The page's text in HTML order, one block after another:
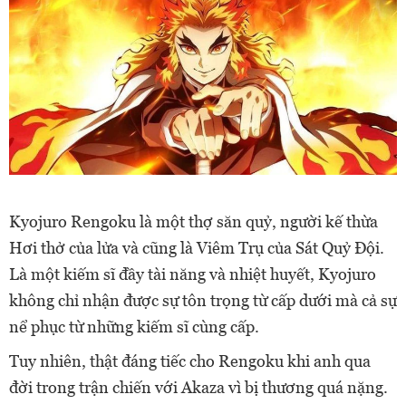
Kyojuro Rengoku là một thợ săn quỷ, người kế thừa
Hơi thở của lửa và cũng là Viêm Trụ của Sát Quỷ Đội.
Là một kiếm sĩ đầy tài năng và nhiệt huyết, Kyojuro
không chỉ nhận được sự tôn trọng từ cấp dưới mà cả sự
nể phục từ những kiếm sĩ cùng cấp.
Tuy nhiên, thật đáng tiếc cho Rengoku khi anh qua
đời trong trận chiến với Akaza vì bị thương quá nặng.